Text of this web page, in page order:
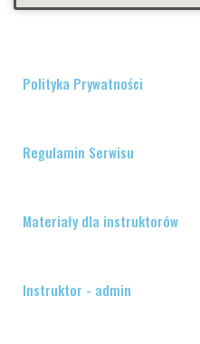
Polityka Prywatności
Regulamin Serwisu
Materiały dla instruktorów
Instruktor - admin